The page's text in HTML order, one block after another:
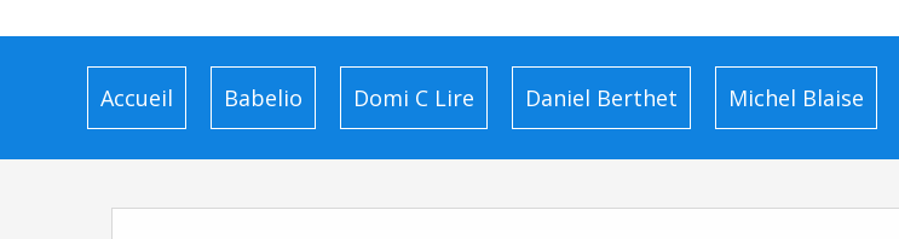
Accueil Babelio Domi C Lire Daniel Berthet Michel Blaise